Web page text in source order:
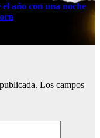
año con una noche
Los campos